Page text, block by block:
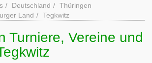
Deutschland
Thüringen
Land
Tegkwitz
Turniere, Vereine und